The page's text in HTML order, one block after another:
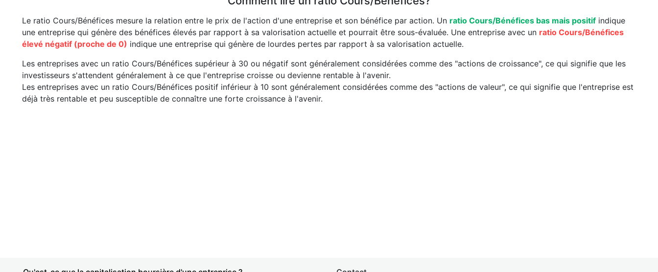
Le ratio Cours/Bénéfices mesure la relation entre le prix de l'action d'une entreprise et son bénéfice par action. Un ratio Cours/Bénéfices bas mais positif indique
une entreprise qui génère des bénéfices élevés par rapport à sa valorisation actuelle et pourrait être sous-évaluée. Une entreprise avec un ratio Cours/Bénéfices
élevé négatif (proche de 0) indique une entreprise qui génère de lourdes pertes par rapport à sa valorisation actuelle.
Les entreprises avec un ratio Cours/Bénéfices supérieur à 30 ou négatif sont généralement considérées comme des "actions de croissance", ce qui signifie que les
investisseurs s'attendent généralement à ce que l'entreprise croisse ou devienne rentable à l'avenir.
Les entreprises avec un ratio Cours/Bénéfices positif inférieur à 10 sont généralement considérées comme des "actions de valeur", ce qui signifie que l'entreprise est
déjà très rentable et peu susceptible de connaître une forte croissance à l'avenir.